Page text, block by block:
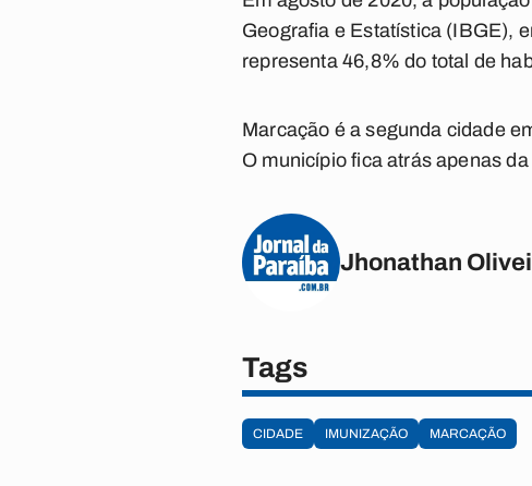
Geografia e Estatística (IBGE),
representa 46,8% do total de
Marcação é a segunda cidade
O município fica atrás apenas
Jhonathan
Tags
CIDADE IMUNIZAÇÃO MARCAÇÃO